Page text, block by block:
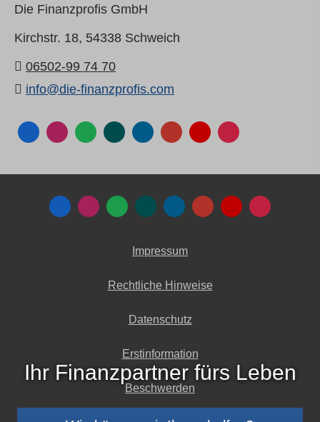
Ihr Finanzpartner fürs Leben
Die Finanzprofis GmbH
Kirchstr. 18, 54338 Schweich
06502-99 74 70
info@die-finanzprofis.com
Impressum
Rechtliche Hinweise
Datenschutz
Erstinformation
Beschwerden